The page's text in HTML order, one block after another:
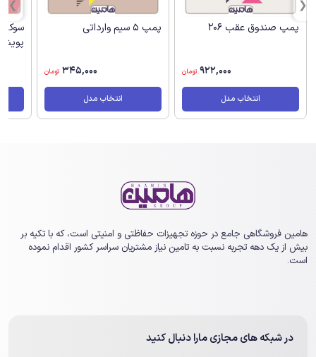
پمپ صندوق عقب 206
922,000 تومان
انتخاب مدل
پمپ 5 سیم وارداتی
345,000 تومان
انتخاب مدل
هامین فروشگاهی جامع در حوزه تجهیزات حفاظتی و امنیتی است، که با تکیه بر
بیش از یک ‏دهه تجربه نسبت به تامین نیاز مشتریان سراسر کشور اقدام نموده
است.
در شبکه های مجازی مارا دنبال کنید